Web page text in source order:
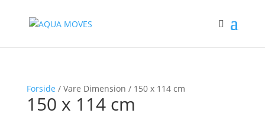
Forside / Vare Dimension / 150 x 114 cm
150 x 114 cm